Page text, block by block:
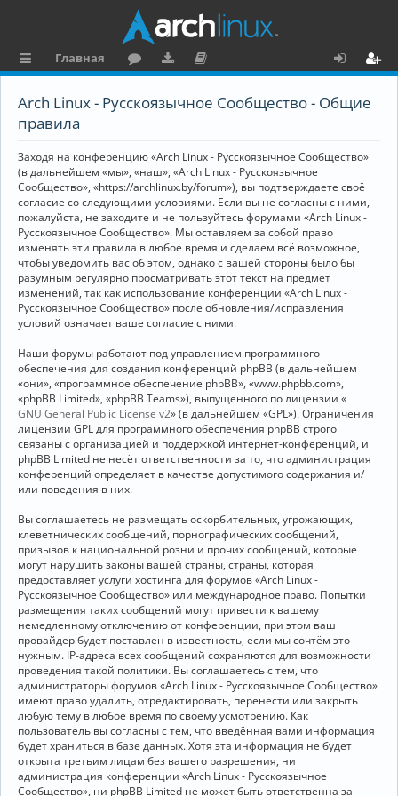
ы
к
и
Главная
ру
ру
и
ку
е
н
та
ц
и
я
о
Arch Linux - Русскоязычное Сообщество - Общие
правила
Заходя на конференцию «Arch Linux - Русскоязычное Сообщество»
(в дальнейшем «мы», «наш», «Arch Linux - Русскоязычное
Сообщество», «https://archlinux.by/forum»), вы подтверждаете своё
согласие со следующими условиями. Если вы не согласны с ними,
пожалуйста, не заходите и не пользуйтесь форумами «Arch Linux -
Русскоязычное Сообщество». Мы оставляем за собой право
изменять эти правила в любое время и сделаем всё возможное,
чтобы уведомить вас об этом, однако с вашей стороны было бы
разумным регулярно просматривать этот текст на предмет
изменений, так как использование конференции «Arch Linux -
Русскоязычное Сообщество» после обновления/исправления
условий означает ваше согласие с ними.
Наши форумы работают под управлением программного
обеспечения для создания конференций phpBB (в дальнейшем
«они», «программное обеспечение phpBB», «www.phpbb.com»,
«phpBB Limited», «phpBB Teams»), выпущенного по лицензии «
GNU General Public License v2» (в дальнейшем «GPL»). Ограничения
лицензии GPL для программного обеспечения phpBB строго
связаны с организацией и поддержкой интернет-конференций, и
phpBB Limited не несёт ответственности за то, что администрация
конференций определяет в качестве допустимого содержания и/
или поведения в них.
Вы соглашаетесь не размещать оскорбительных, угрожающих,
клеветнических сообщений, порнографических сообщений,
призывов к национальной розни и прочих сообщений, которые
могут нарушить законы вашей страны, страны, которая
предоставляет услуги хостинга для форумов «Arch Linux -
Русскоязычное Сообщество» или международное право. Попытки
размещения таких сообщений могут привести к вашему
немедленному отключению от конференции, при этом ваш
провайдер будет поставлен в известность, если мы сочтём это
нужным. IP-адреса всех сообщений сохраняются для возможности
проведения такой политики. Вы соглашаетесь с тем, что
администраторы форумов «Arch Linux - Русскоязычное Сообщество»
имеют право удалить, отредактировать, перенести или закрыть
любую тему в любое время по своему усмотрению. Как
пользователь вы согласны с тем, что введённая вами информация
будет храниться в базе данных. Хотя эта информация не будет
открыта третьим лицам без вашего разрешения, ни
администрация конференции «Arch Linux - Русскоязычное
Сообщество», ни phpBB Limited не может быть ответственна за